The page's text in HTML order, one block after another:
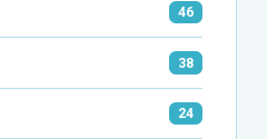
46
38
24